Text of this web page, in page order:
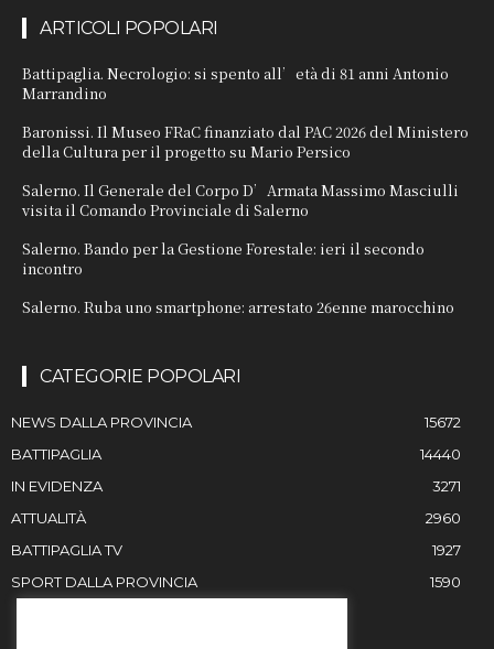
ARTICOLI POPOLARI
Battipaglia. Necrologio: si spento all’età di 81 anni Antonio
Marrandino
Baronissi. Il Museo FRaC finanziato dal PAC 2026 del Ministero
della Cultura per il progetto su Mario Persico
Salerno. Il Generale del Corpo D’Armata Massimo Masciulli
visita il Comando Provinciale di Salerno
Salerno. Bando per la Gestione Forestale: ieri il secondo
incontro
Salerno. Ruba uno smartphone: arrestato 26enne marocchino
CATEGORIE POPOLARI
NEWS DALLA PROVINCIA
15672
BATTIPAGLIA
14440
IN EVIDENZA
3271
ATTUALITÀ
2960
BATTIPAGLIA TV
1927
SPORT DALLA PROVINCIA
1590